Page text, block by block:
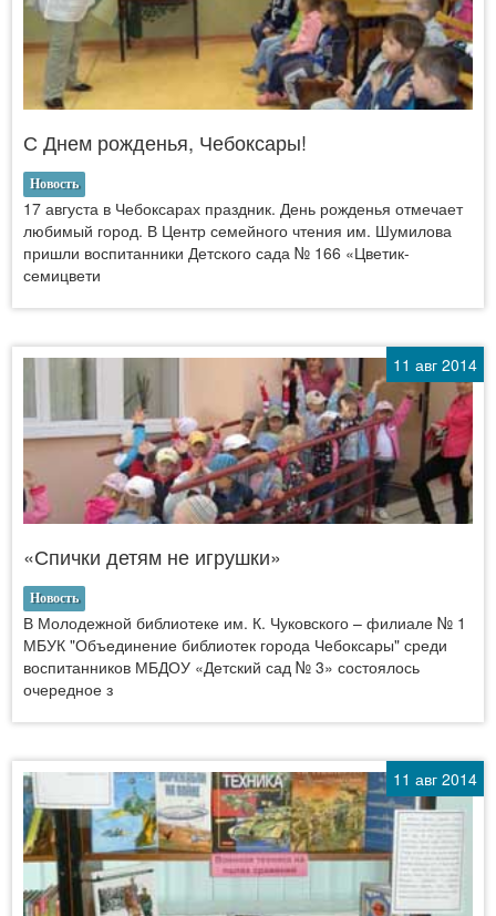
С Днем рожденья, Чебоксары!
Новость
17 августа в Чебоксарах праздник. День рожденья отмечает
любимый город. В Центр семейного чтения им. Шумилова
пришли воспитанники Детского сада № 166 «Цветик-
семицвети
11 авг 2014
«Спички детям не игрушки»
Новость
В Молодежной библиотеке им. К. Чуковского – филиале № 1
МБУК "Объединение библиотек города Чебоксары" среди
воспитанников МБДОУ «Детский сад № 3» состоялось
очередное з
11 авг 2014